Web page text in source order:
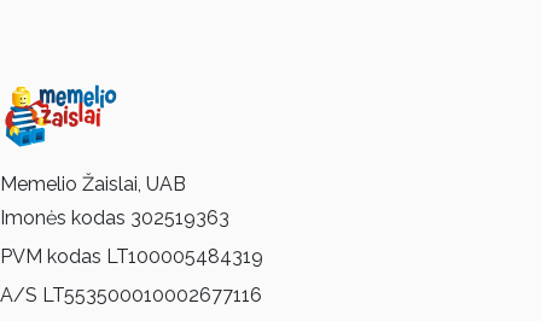
Memelio Žaislai, UAB
Imonės kodas 302519363
PVM kodas LT100005484319
A/S LT553500010002677116